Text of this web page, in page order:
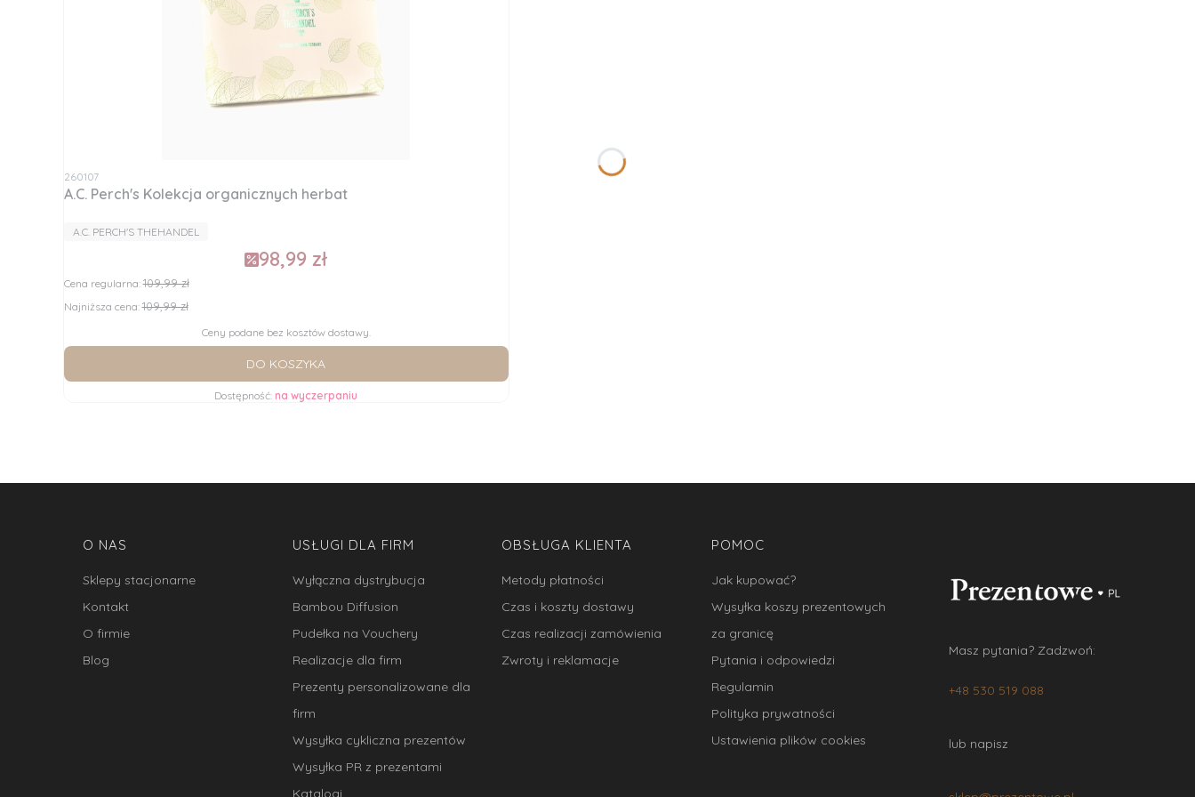
Kod produktu
260107
A.C. Perch's Kolekcja organicznych herbat
PRODUCENT
A.C. PERCH'S THEHANDEL
Cena promocyjna
98,99 zł
Cena regularna: 109,99 zł
Najniższa cena: 109,99 zł
Ceny podane bez kosztów dostawy.
DO KOSZYKA
Dostępność: na wyczerpaniu
Linki w stopce
O NAS
Sklepy stacjonarne
Kontakt
O firmie
Blog
USŁUGI DLA FIRM
Wyłączna dystrybucja
Bambou Diffusion
Pudełka na Vouchery
Realizacje dla firm
Prezenty personalizowane dla
firm
Wysyłka cykliczna prezentów
Wysyłka PR z prezentami
Katalogi
OBSŁUGA KLIENTA
Metody płatności
Czas i koszty dostawy
Czas realizacji zamówienia
Zwroty i reklamacje
POMOC
Jak kupować?
Wysyłka koszy prezentowych
za granicę
Pytania i odpowiedzi
Regulamin
Polityka prywatności
Ustawienia plików cookies
Masz pytania? Zadzwoń:
+48 530 519 088
lub napisz